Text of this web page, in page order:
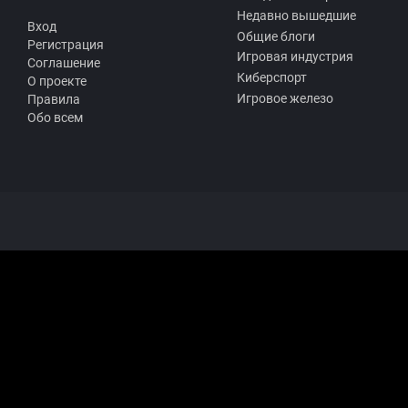
Вход
Регистрация
Соглашение
О проекте
Правила
Обо всем
Недавно вышедшие
Общие блоги
Игровая индустрия
Киберспорт
Игровое железо